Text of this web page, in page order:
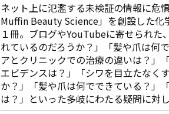
ネット上に氾濫する未検証の情報に危
Muffin Beauty Science」を創設した化
１冊。ブログやYouTubeに寄せられた
れているのだろうか？」「髪や爪は何
アとクリニックでの治療の違いは？」
エビデンスは？」「シワを目立たなく
か？」「髪や爪は何でできている？」
は？」といった多岐にわたる疑問に対